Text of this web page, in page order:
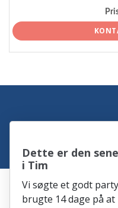
Dette er den
i Tim
Vi søgte et godt
brugte 14 dage på